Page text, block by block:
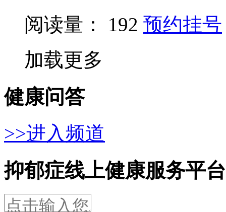
阅读量： 192 预约挂号
加载更多
健康问答
>>进入频道
抑郁症线上健康服务平台